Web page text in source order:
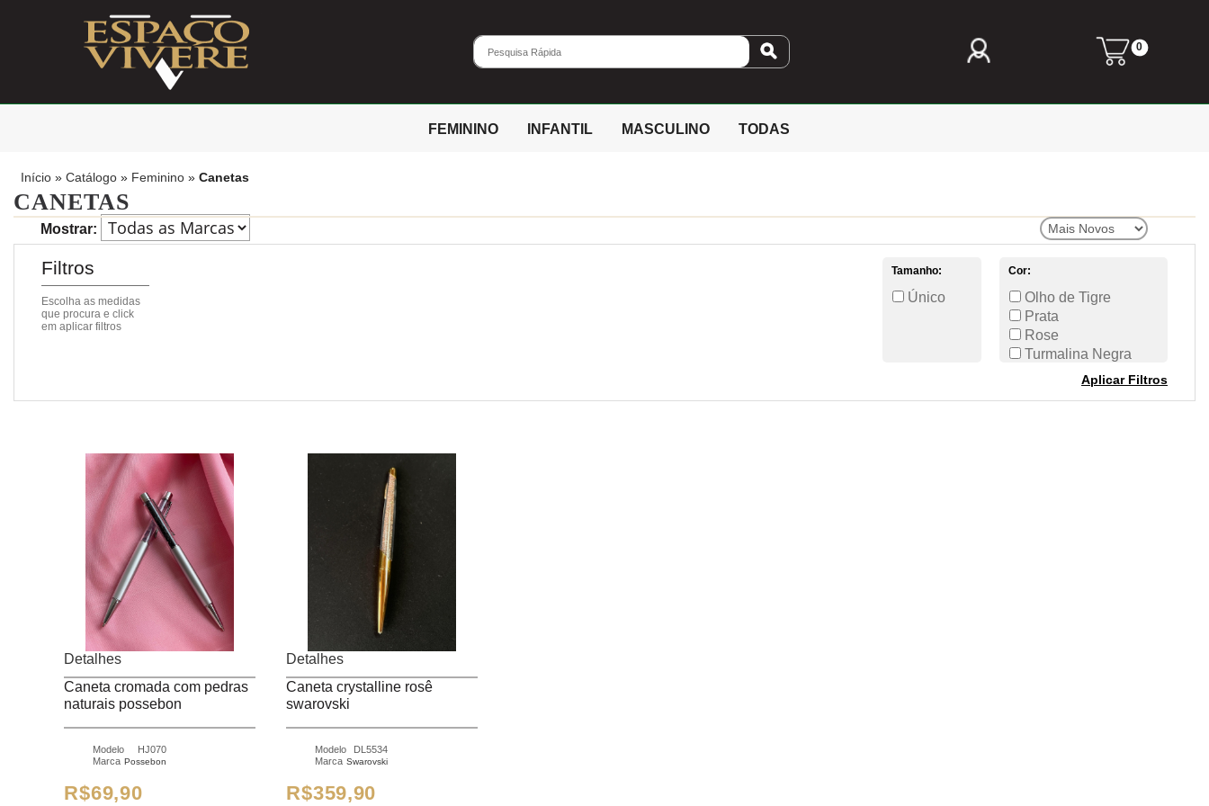
0
FEMININO INFANTIL MASCULINO TODAS
Início » Catálogo » Feminino » Canetas
CANETAS
Mostrar:
Filtros
Escolha as medidas
que procura e click
em aplicar filtros
Tamanho:
Único
Cor:
Olho de Tigre
Prata
Rose
Turmalina Negra
Aplicar Filtros
caneta cromada com pedras
naturais possebon
Modelo
HJ070
Marca Possebon
R$69,90
Detalhes
caneta crystalline rosê
swarovski
Modelo
DL5534
Marca Swarovski
R$359,90
Detalhes